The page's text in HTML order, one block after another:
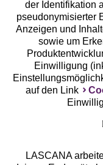
Unsere Apps
der Identifikation
pseudonymisierter
Anzeigen und
sowie um
Einwilligung
auf den Link
LASCANA